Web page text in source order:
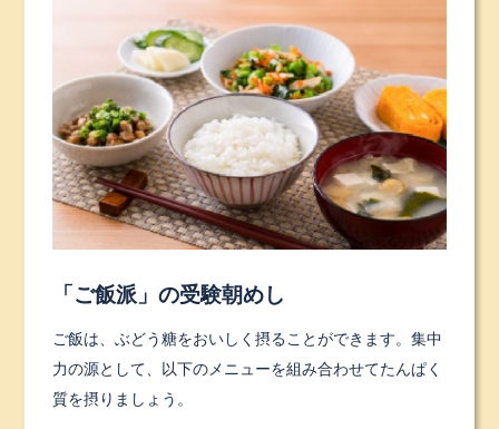
「ご飯派」の受験朝めし
ご飯は、ぶどう糖をおいしく摂ることができます。集中
力の源として、以下のメニューを組み合わせてたんぱく
質を摂りましょう。